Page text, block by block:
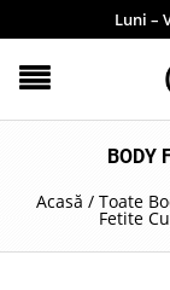
Luni –
BODY
Acasă / Toate
Fetite